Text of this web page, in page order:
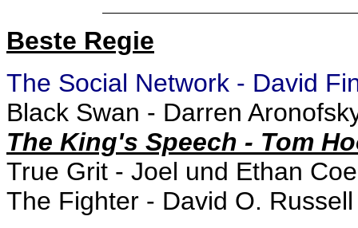
Beste Regie
The Social Network - David
Black Swan - Darren
The King's Speech - Tom
True Grit - Joel und Ethan
The Fighter - David O. Russell